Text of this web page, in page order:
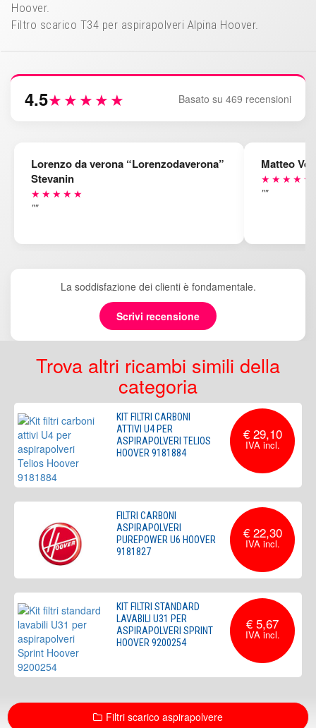
Hoover.
Filtro scarico T34 per aspirapolveri Alpina Hoover.
4.5★★★★★ Basato su 469 recensioni
Lorenzo da verona “Lorenzodaverona”
Stevanin
★★★★★
""
Matteo
★★★★★
""
La soddisfazione dei clienti è fondamentale.
Scrivi recensione
Trova altri ricambi simili della
categoria
KIT FILTRI CARBONI
ATTIVI U4 PER
ASPIRAPOLVERI TELIOS
HOOVER 9181884
€ 29,10
FILTRI CARBONI
ASPIRAPOLVERI
PUREPOWER U6 HOOVER
9181827
€ 22,30
KIT FILTRI STANDARD
LAVABILI U31 PER
ASPIRAPOLVERI SPRINT
HOOVER 9200254
€ 5,67
Filtri scarico aspirapolvere